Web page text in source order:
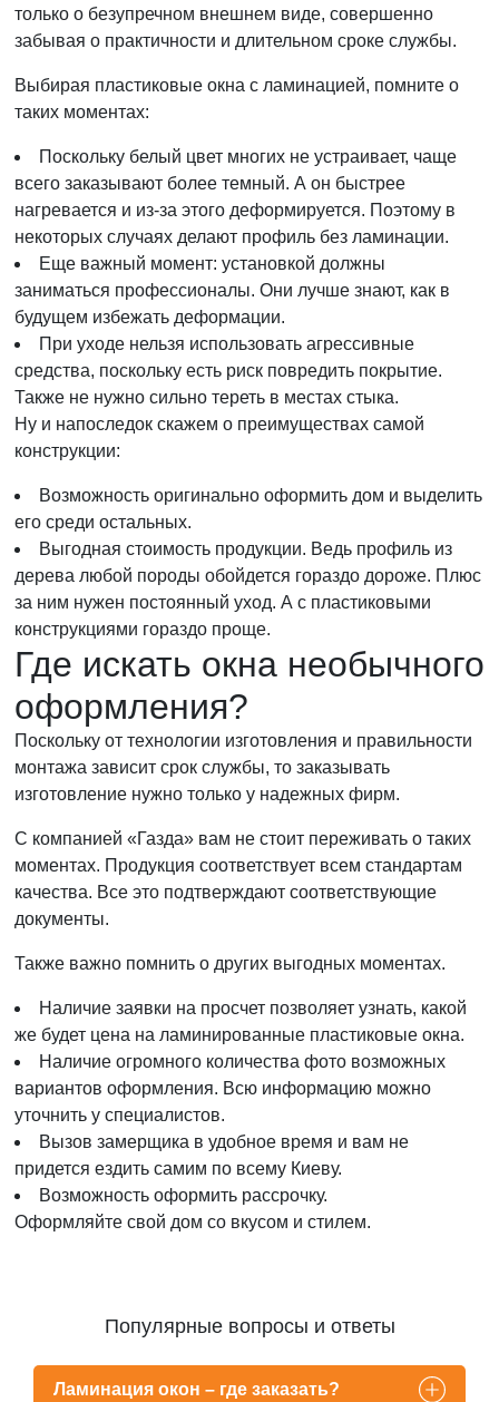
только о безупречном внешнем виде, совершенно
забывая о практичности и длительном сроке службы.
Выбирая пластиковые окна с ламинацией, помните о
таких моментах:
Поскольку белый цвет многих не устраивает, чаще
всего заказывают более темный. А он быстрее
нагревается и из-за этого деформируется. Поэтому в
некоторых случаях делают профиль без ламинации.
Еще важный момент: установкой должны
заниматься профессионалы. Они лучше знают, как в
будущем избежать деформации.
При уходе нельзя использовать агрессивные
средства, поскольку есть риск повредить покрытие.
Также не нужно сильно тереть в местах стыка.
Ну и напоследок скажем о преимуществах самой
конструкции:
Возможность оригинально оформить дом и выделить
его среди остальных.
Выгодная стоимость продукции. Ведь профиль из
дерева любой породы обойдется гораздо дороже. Плюс
за ним нужен постоянный уход. А с пластиковыми
конструкциями гораздо проще.
Где искать окна необычного
оформления?
Поскольку от технологии изготовления и правильности
монтажа зависит срок службы, то заказывать
изготовление нужно только у надежных фирм.
С компанией «Газда» вам не стоит переживать о таких
моментах. Продукция соответствует всем стандартам
качества. Все это подтверждают соответствующие
документы.
Также важно помнить о других выгодных моментах.
Наличие заявки на просчет позволяет узнать, какой
же будет цена на ламинированные пластиковые окна.
Наличие огромного количества фото возможных
вариантов оформления. Всю информацию можно
уточнить у специалистов.
Вызов замерщика в удобное время и вам не
придется ездить самим по всему Киеву.
Возможность оформить рассрочку.
Оформляйте свой дом со вкусом и стилем.
Популярные вопросы и ответы
Ламинация окон – где заказать?